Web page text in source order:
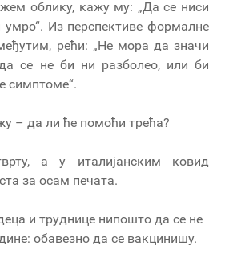
облику, кажу му: „Да се ниси
умро“. Из перспективе формалне
рећи: „Не мора да значи
се не би ни разболео, или би
симптоме“.
– да ли ће помоћи трећа?
а у италијанским ковид
за осам печата.
и труднице нипошто да се не
обавезно да се вакцинишу.